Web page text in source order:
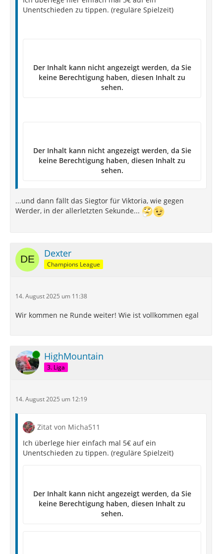
Unentschieden zu tippen. (reguläre Spielzeit)
Der Inhalt kann nicht angezeigt werden, da Sie
keine Berechtigung haben, diesen Inhalt zu
sehen.
Der Inhalt kann nicht angezeigt werden, da Sie
keine Berechtigung haben, diesen Inhalt zu
sehen.
...und dann fällt das Siegtor für Viktoria, wie gegen
Werder, in der allerletzten Sekunde...
Dexter
Champions League
14. August 2025 um 11:38
Wir kommen ne Runde weiter! Wie ist vollkommen egal
Online HighMountain
3. Liga
14. August 2025 um 12:19
Zitat von Micha511
Ich überlege hier einfach mal 5€ auf ein
Unentschieden zu tippen. (reguläre Spielzeit)
Der Inhalt kann nicht angezeigt werden, da Sie
keine Berechtigung haben, diesen Inhalt zu
sehen.